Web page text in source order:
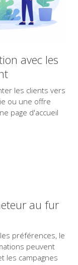
avec les
les clients vers
ou une offre
page d'accueil
au fur
préférences, le
peuvent
les campagnes